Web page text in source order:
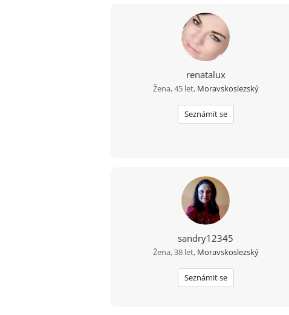
renatalux
Žena, 45 let, Moravskoslezský
Seznámit se
sandry12345
Žena, 38 let, Moravskoslezský
Seznámit se